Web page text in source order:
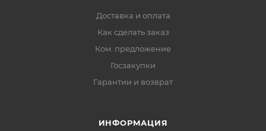
Доставка и оплата
Как сделать заказ
Ком. предложение
Госзакупки
Гарантии и возврат
ИНФОРМАЦИЯ